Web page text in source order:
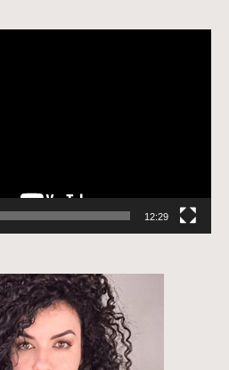
12:29